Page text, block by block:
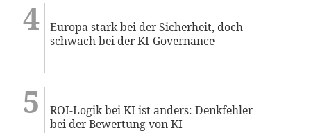
Europa stark bei der Sicherheit, doch
schwach bei der KI-Governance
ROI-Logik bei KI ist anders: Denkfehler
bei der Bewertung von KI